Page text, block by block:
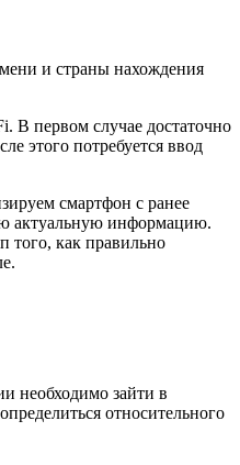
и страны нахождения
В первом случае достаточно
этого потребуется ввод
смартфон с ранее
актуальную информацию.
того, как правильно
необходимо зайти в
относительного